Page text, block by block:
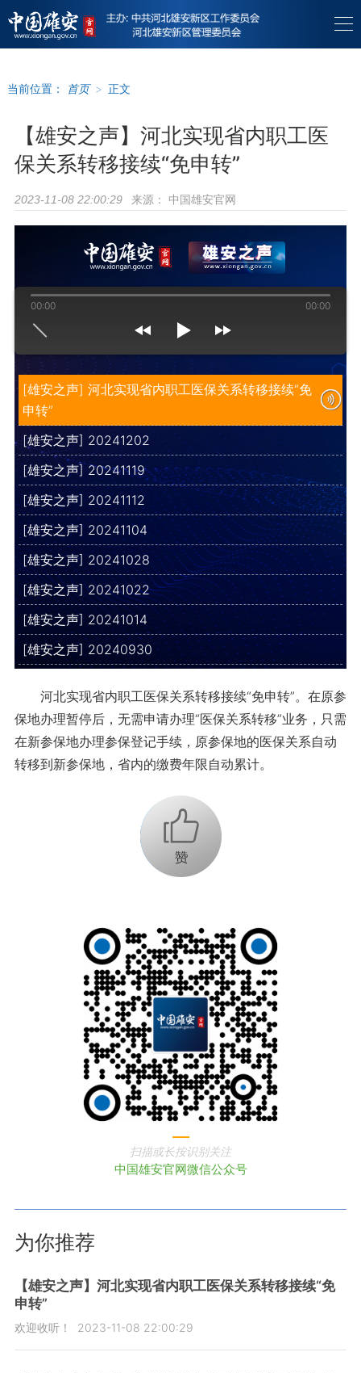
当前位置： 首页 > 正文
【雄安之声】河北实现省内职工医
保关系转移接续“免申转”
2023-11-08 22:00:29 来源： 中国雄安官网
[雄安之声] 河北实现省内职工医保关系转移接续“免
申转”
[雄安之声] 20241202
[雄安之声] 20241119
[雄安之声] 20241112
[雄安之声] 20241104
[雄安之声] 20241028
[雄安之声] 20241022
[雄安之声] 20241014
[雄安之声] 20240930
00:00 00:00
河北实现省内职工医保关系转移接续“免申转”。在原参
保地办理暂停后，无需申请办理“医保关系转移”业务，只需
在新参保地办理参保登记手续，原参保地的医保关系自动
转移到新参保地，省内的缴费年限自动累计。
+1
扫描或长按识别关注
中国雄安官网微信公众号
为你推荐
【雄安之声】河北实现省内职工医保关系转移接续“免
申转”
欢迎收听！ 2023-11-08 22:00:29